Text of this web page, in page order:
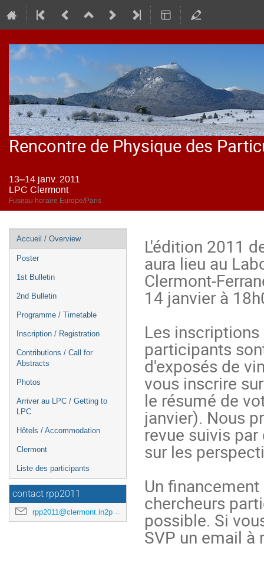
Rencontre de Physique des
13–14 janv. 2011
LPC Clermont
Fuseau horaire Europe/Paris
Menu
de
Accueil / Overview
Poster
1st Bulletin
2nd Bulletin
Programme / Timetable
Inscription / Registration
Contributions / Call for
Abstracts
Photos
Arriver au LPC / Getting to
LPC
Hôtels / Accommodation
Clermont
Liste des participants
contact rpp2011
rpp2011@clermont.in2p3.fr
L'édition 2011
aura lieu au
Clermont-
14 janvier à
Les
participants
d'exposés de
vous inscrire
le résumé de
janvier). Nous
revue suivis
sur les
Un
chercheurs
possible. Si
SVP un email